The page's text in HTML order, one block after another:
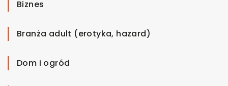
Biznes
Branża adult (erotyka, hazard)
Dom i ogród